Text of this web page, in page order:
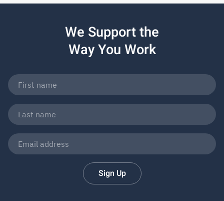
We Support the
Way You Work
Sign Up